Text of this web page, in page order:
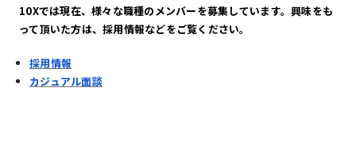
10Xでは現在、様々な職種のメンバーを募集しています。興味をも
って頂いた方は、採用情報などをご覧ください。
採用情報
カジュアル面談